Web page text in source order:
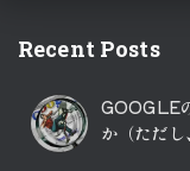
Recent Posts
GOOGLE
か（ただし